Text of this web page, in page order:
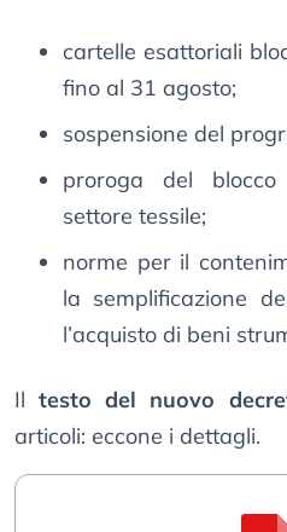
cartelle esattoriali
fino al 31 agosto;
sospensione del
proroga del
settore tessile;
norme per il
la semplificazione
l’acquisto di beni
Iltesto del nuovo
articoli: eccone i dettagli.